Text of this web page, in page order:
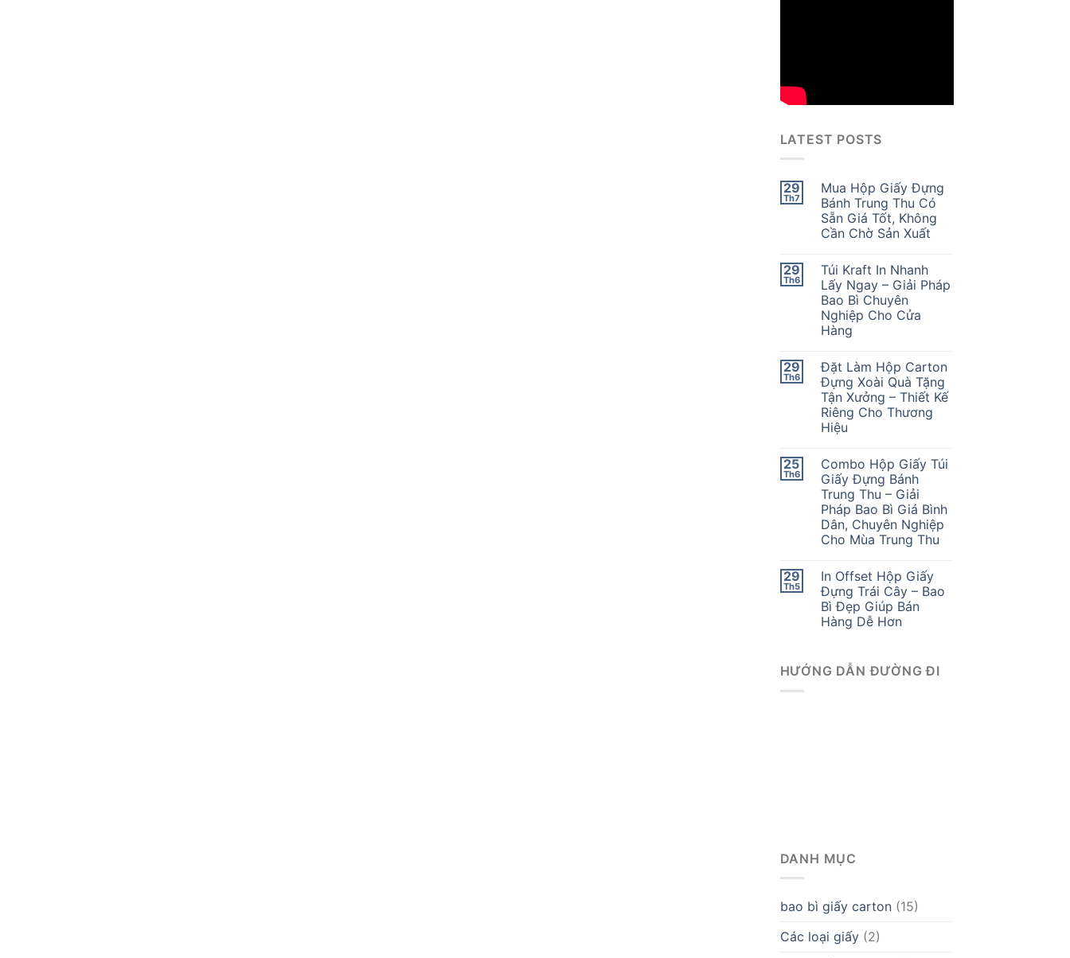
LATEST POSTS
29
Th7
Mua Hộp Giấy Đựng
Bánh Trung Thu Có
Sẵn Giá Tốt, Không
Cần Chờ Sản Xuất
29
Th6
Túi Kraft In Nhanh
Lấy Ngay – Giải Pháp
Bao Bì Chuyên
Nghiệp Cho Cửa
Hàng
29
Th6
Đặt Làm Hộp Carton
Đựng Xoài Quà Tặng
Tận Xưởng – Thiết Kế
Riêng Cho Thương
Hiệu
25
Th6
Combo Hộp Giấy Túi
Giấy Đựng Bánh
Trung Thu – Giải
Pháp Bao Bì Giá Bình
Dân, Chuyên Nghiệp
Cho Mùa Trung Thu
29
Th5
In Offset Hộp Giấy
Đựng Trái Cây – Bao
Bì Đẹp Giúp Bán
Hàng Dễ Hơn
HƯỚNG DẪN ĐƯỜNG ĐI
DANH MỤC
bao bì giấy carton(15)
Các loại giấy(2)